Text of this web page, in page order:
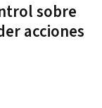
sobre
acciones